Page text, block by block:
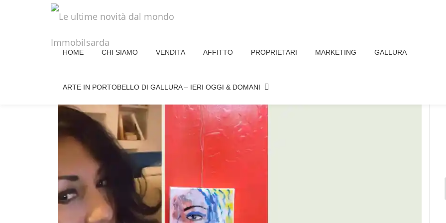
HOME CHI SIAMO VENDITA AFFITTO PROPRIETARI MARKETING GALLURA
ARTE IN PORTOBELLO DI GALLURA – IERI OGGI & DOMANI
GALLURA